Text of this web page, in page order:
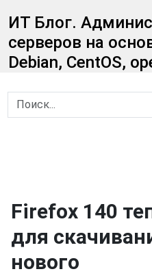
ИТ Блог.
серверов на
Debian, CentOS,
Firefox 140
для
нового